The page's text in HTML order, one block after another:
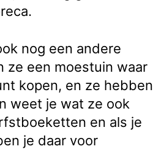
nog een andere
ze een moestuin waar
kopen, en ze hebben
weet je wat ze ook
en als je
je daar voor